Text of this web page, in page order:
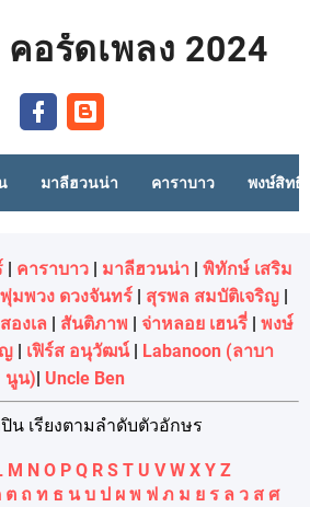
คอร์ดเพลง 2024
มาลีฮวนน่า คาราบาว พงษ์สิทธิ์
| คาราบาว | มาลีฮวนน่า | พิทักษ์ เสริม
พุ่มพวง ดวงจันทร์| สุรพล สมบัติเจริญ|
องเล | สันติภาพ | จ่าหลอย เฮนรี่| พงษ์
| เฟิร์ส อนุวัฒน์| Labanoon (ลาบา
นูน)| Uncle Ben
น เรียงตามลำดับตัวอักษร
M N O P Q R S T U V W X Y Z
ต ถ ท ธ น บ ป ผ พ ฟ ภ ม ย ร ล ว ส ศ